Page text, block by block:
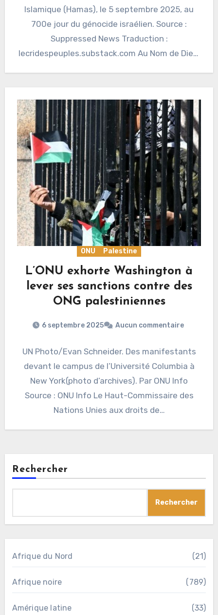
Islamique (Hamas), le 5 septembre 2025, au
700e jour du génocide israélien. Source :
Suppressed News Traduction :
lecridespeuples.substack.com Au Nom de Dieu,
ONU Palestine
L’ONU exhorte Washington à
lever ses sanctions contre des
ONG palestiniennes
6 septembre 2025 Aucun commentaire
UN Photo/Evan Schneider. Des manifestants
devant le campus de l’Université Columbia à
New York(photo d’archives). Par ONU Info
Source : ONU Info Le Haut-Commissaire des
Nations Unies aux droits de…
Rechercher
Rechercher
Afrique du Nord (21)
Afrique noire (789)
Amérique latine (33)